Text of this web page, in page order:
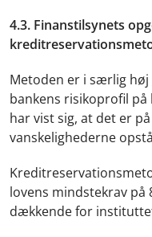
4.3. Finanstilsynets
Metoden er i særlig
bankens risikoprofil
har vist sig, at det er
vanskelighederne
lovens mindstekrav på
dækkende for